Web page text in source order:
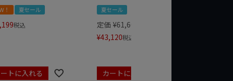
！ 夏セール
税込
トに入れる
夏セール
定価 ¥61,600
¥43,120税込
カートに入れる